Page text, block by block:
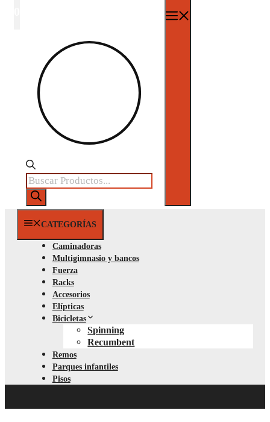
Búsqueda
de
productos
CATEGORÍAS
Caminadoras
Multigimnasio y bancos
Fuerza
Racks
Accesorios
Elípticas
Bicicletas
Spinning
Recumbent
Remos
Parques infantiles
Pisos